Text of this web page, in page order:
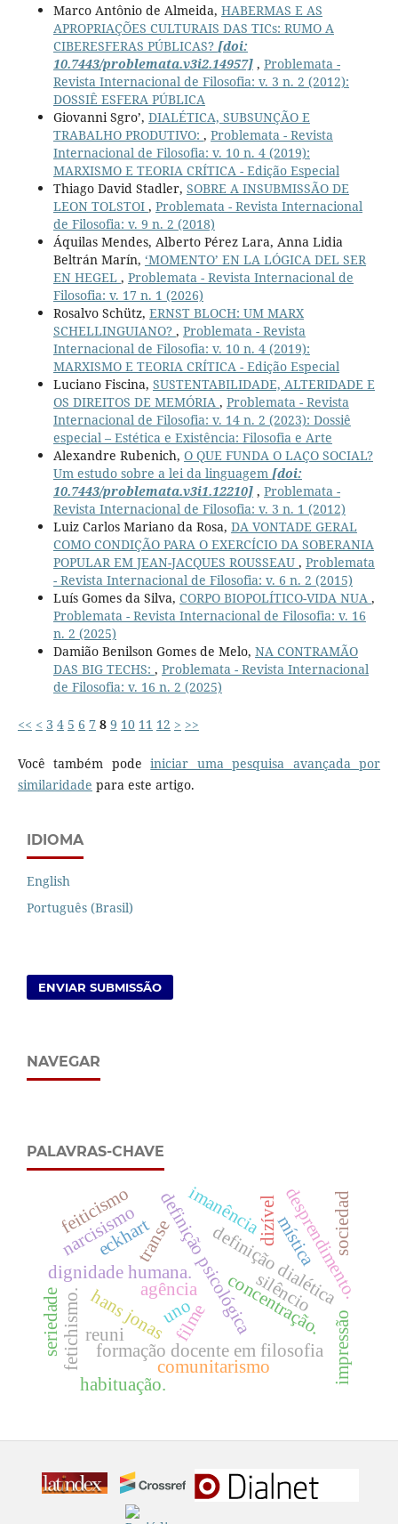
Marco Antônio de Almeida, HABERMAS E AS
APROPRIAÇÕES CULTURAIS DAS TICs: RUMO A
CIBERESFERAS PÚBLICAS? [doi:
10.7443/problemata.v3i2.14957], Problemata -
Revista Internacional de Filosofia: v. 3 n. 2 (2012):
DOSSIÊ ESFERA PÚBLICA
Giovanni Sgro’, DIALÉTICA, SUBSUNÇÃO E
TRABALHO PRODUTIVO: , Problemata - Revista
Internacional de Filosofia: v. 10 n. 4 (2019):
MARXISMO E TEORIA CRÍTICA - Edição Especial
Thiago David Stadler, SOBRE A INSUBMISSÃO DE
LEON TOLSTOI , Problemata - Revista Internacional
de Filosofia: v. 9 n. 2 (2018)
Áquilas Mendes, Alberto Pérez Lara, Anna Lidia
Beltrán Marín, ‘MOMENTO’ EN LA LÓGICA DEL SER
EN HEGEL , Problemata - Revista Internacional de
Filosofia: v. 17 n. 1 (2026)
Rosalvo Schütz, ERNST BLOCH: UM MARX
SCHELLINGUIANO? , Problemata - Revista
Internacional de Filosofia: v. 10 n. 4 (2019):
MARXISMO E TEORIA CRÍTICA - Edição Especial
Luciano Fiscina, SUSTENTABILIDADE, ALTERIDADE E
OS DIREITOS DE MEMÓRIA , Problemata - Revista
Internacional de Filosofia: v. 14 n. 2 (2023): Dossiê
especial – Estética e Existência: Filosofia e Arte
Alexandre Rubenich, O QUE FUNDA O LAÇO SOCIAL?
Um estudo sobre a lei da linguagem [doi:
10.7443/problemata.v3i1.12210], Problemata -
Revista Internacional de Filosofia: v. 3 n. 1 (2012)
Luiz Carlos Mariano da Rosa, DA VONTADE GERAL
COMO CONDIÇÃO PARA O EXERCÍCIO DA SOBERANIA
POPULAR EM JEAN-JACQUES ROUSSEAU , Problemata
- Revista Internacional de Filosofia: v. 6 n. 2 (2015)
Luís Gomes da Silva, CORPO BIOPOLÍTICO-VIDA NUA ,
Problemata - Revista Internacional de Filosofia: v. 16
n. 2 (2025)
Damião Benilson Gomes de Melo, NA CONTRAMÃO
DAS BIG TECHS: , Problemata - Revista Internacional
de Filosofia: v. 16 n. 2 (2025)
<< < 3 4 5 6 7 8 9 10 11 12 > >>
Você também podeiniciar uma pesquisa avançada por
similaridade para este artigo.
IDIOMA
English
Português (Brasil)
ENVIAR SUBMISSÃO
NAVEGAR
PALAVRAS-CHAVE
hans jonas
dignidade humana.definição psicológicadefinição dialética
formação docente em filosofia
concentração.
transe
filme
agência
comunitarismo
desprendimento.
fetichismo. uno silêncio
mística
eckhart dizível
impressão
imanência
narcisismo
seriedade
feiticismo
habituação.
sociedad
reuni